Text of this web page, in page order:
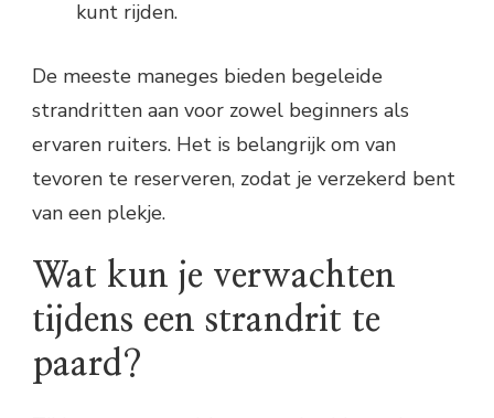
kunt rijden.
De meeste maneges bieden begeleide
strandritten aan voor zowel beginners als
ervaren ruiters. Het is belangrijk om van
tevoren te reserveren, zodat je verzekerd bent
van een plekje.
Wat kun je verwachten
tijdens een strandrit te
paard?